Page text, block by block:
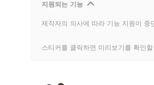
지원되는 기능
제작자의 의사에 따라 기능 지원이 중
스티커를 클릭하면 미리보기를 확인